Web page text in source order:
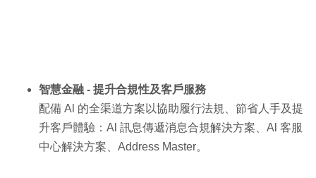
智慧金融 - 提升合規性及客戶服務
配備 Al 的全渠道方案以協助履行法規、節省人手及提
升客戶體驗：Al 訊息傳遞消息合規解決方案、Al 客服
中心解決方案、Address Master。